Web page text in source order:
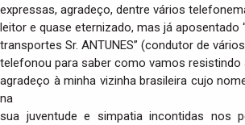
expressas, agradeço, dentre vários
leitor e quase eternizado, mas já aposentado
transportes Sr. ANTUNES” (condutor de
telefonou para saber como vamos resistindo
agradeço à minha vizinha brasileira cujo
na
sua juventude e simpatia incontidas nos